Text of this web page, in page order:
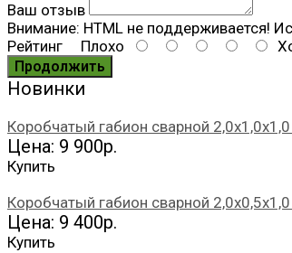
Ваш отзыв
Внимание: HTML не поддерживается!
Рейтинг Плохо
Продолжить
Новинки
Коробчатый габион сварной
Цена: 9 900р.
Купить
Коробчатый габион сварной
Цена: 9 400р.
Купить